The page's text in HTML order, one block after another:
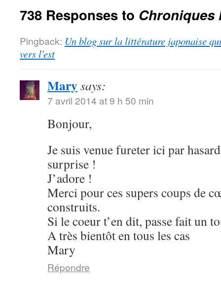
738 Responses to Chroniques
Pingback: Un blog sur la littérature japonaise
vers l'est
Marysays:
7 avril 2014 at 9 h 50 min
Bonjour,
Je suis venue fureter ici par
surprise !
J’adore !
Merci pour ces supers coups de
construits.
Si le coeur t’en dit, passe fait un
A très bientôt en tous les cas
Mary
Répondre